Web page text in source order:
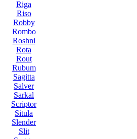
Riga
Riso
Robby
Rombo
Roshni
Rota
Rout
Rubum
Sagitta
Salver
Sarkal
Scriptor
Situla
Slender
Slit